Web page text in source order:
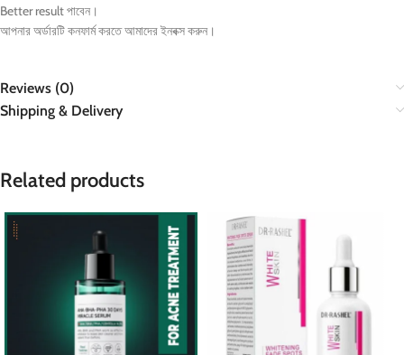
Better result পাবেন।
আপনার অর্ডারটি কনফার্ম করতে আমাদের ইনবক্স করুন।
Reviews (0)
Shipping & Delivery
Related products